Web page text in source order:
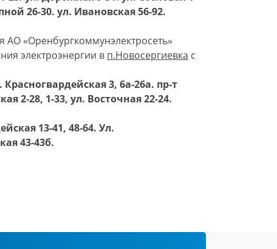
26-30. ул. Ивановская 56-92.
АО «Оренбургкоммунэлектросеть»
электроэнергии в п.Новосергиевка c
3, 6а-26а. пр-т
2-28, 1-33, ул. Восточная 22-24.
13-41, 48-64. Ул.
43-43б.